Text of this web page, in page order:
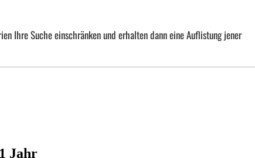
Ihre Suche einschränken und erhalten dann eine Auflistung jener
Jahr